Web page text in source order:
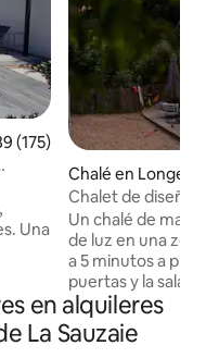
promedio: 4.89 de
(175)
Una
Chalé en
Chalet de
de la playa • Sauna
Un chalé de
de luz en una
a 5 minutos a pie
puertas y la sala
perfección con la
aroma de los
sonido de las
en alquileres
La Sauzaie